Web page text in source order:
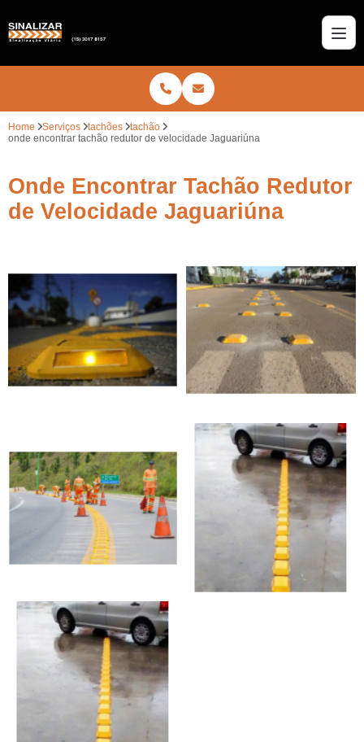
Home Serviços tachões
tachão
onde encontrar tachão redutor de velocidade Jaguariúna
Onde Encontrar Tachão Redutor
de Velocidade Jaguariúna